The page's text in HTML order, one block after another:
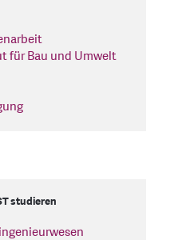
für Bau und Umwelt
studieren